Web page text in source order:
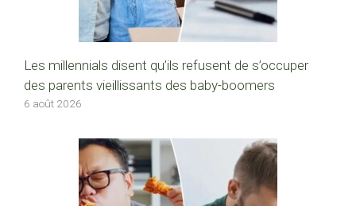
Les millennials disent qu’ils refusent de s’occuper
des parents vieillissants des baby-boomers
6 août 2026